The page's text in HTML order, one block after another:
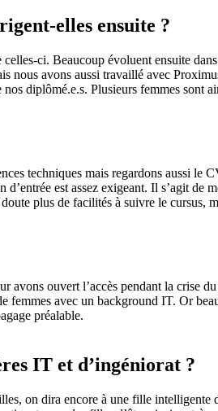
elles ensuite ?
ci. Beaucoup évoluent ensuite
nous avons aussi travaillé avec
diplômé.e.s. Plusieurs femmes sont
techniques mais regardons aussi le
est assez exigeant. Il s’agit
plus de facilités à suivre le cursus,
avons ouvert l’accès pendant la crise
avec un background IT. Or
préalable.
IT et d’ingéniorat ?
on dira encore à une fille